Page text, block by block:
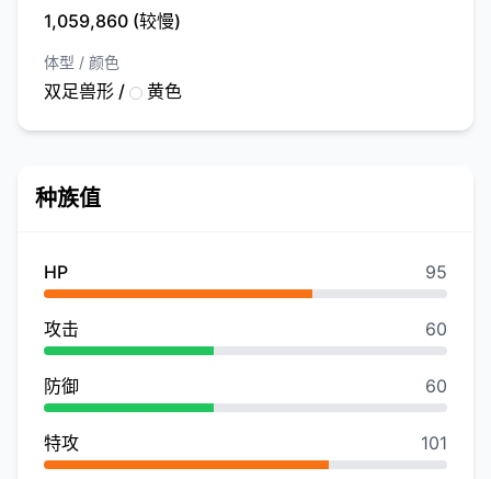
1,059,860 (较慢)
体型 / 颜色
双足兽形 / 黄色
种族值
HP 95
攻击 60
防御 60
特攻 101